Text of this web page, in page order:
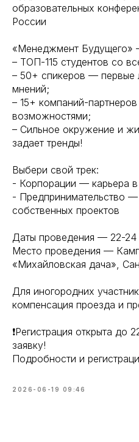
образовательных
России
«Менеджмент Будущего»
– ТОП-115 студентов со
– 50+ спикеров — первые
мнений;
– 15+ компаний-
возможностями;
– Сильное окружение и
задает тренды!
Выбери свой трек:
- Корпорации — карьера
- Предпринимательство —
собственных проектов
Даты проведения — 22-24
Место проведения —
«Михайловская дача»,
Для иногородних
компенсация проезда и
❗️Регистрация открыта
заявку!
Подробности и
2026-06-19 09:46